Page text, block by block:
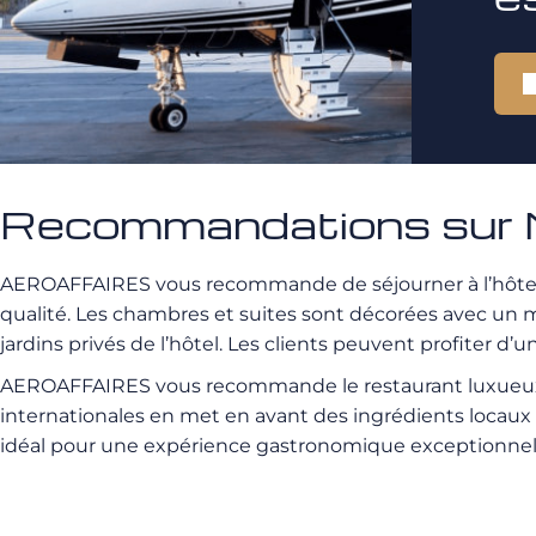
Recommandations
AEROAFFAIRES vous recommande de séjourner à
qualité. Les chambres et suites sont décorées avec
jardins privés de l’hôtel. Les clients peuvent profiter
AEROAFFAIRES vous recommande le restaurant
internationales en met en avant des ingrédients
idéal pour une expérience gastronomique